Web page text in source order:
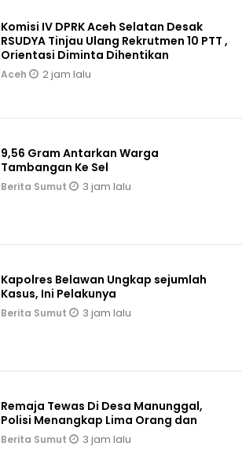
Komisi IV DPRK Aceh Selatan Desak
RSUDYA Tinjau Ulang Rekrutmen 10 PTT ,
Orientasi Diminta Dihentikan
Aceh 2 jam lalu
9,56 Gram Antarkan Warga
Tambangan Ke Sel
Berita Sumut 3 jam lalu
Kapolres Belawan Ungkap sejumlah
Kasus, Ini Pelakunya
Berita Sumut 3 jam lalu
Remaja Tewas Di Desa Manunggal,
Polisi Menangkap Lima Orang dan
Berita Sumut 3 jam lalu